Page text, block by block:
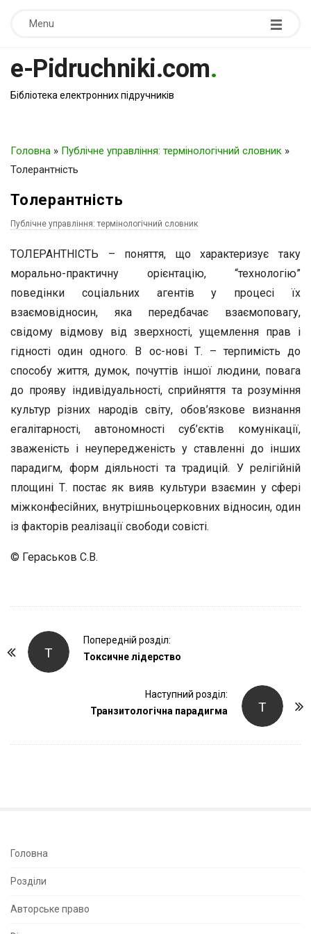
Menu
e-Pidruchniki.com.
Бібліотека електронних підручників
Головна » Публічне управління: термінологічний словник »
Толерантність
Толерантність
Публічне управління: термінологічний словник
ТОЛЕРАНТНІСТЬ – поняття, що характеризує таку
морально-практичну орієнтацію, “технологію”
поведінки соціальних агентів у процесі їх
взаємовідносин, яка передбачає взаємоповагу,
свідому відмову від зверхності, ущемлення прав і
гідності один одного. В ос-нові Т. – терпимість до
способу життя, думок, почуттів іншої людини, повага
до прояву індивідуальності, сприйняття та розуміння
культур різних народів світу, обов’язкове визнання
егалітарності, автономності суб’єктів комунікації,
зваженість і неупередженість у ставленні до інших
парадигм, форм діяльності та традицій. У релігійній
площині Т. постає як вияв культури взаємин у сфері
міжконфесійних, внутрішньоцерковних відносин, один
із факторів реалізації свободи совісті.
© Гераськов С.В.
Т
Попередній розділ:
Токсичне лідерство
Т
Наступний розділ:
Транзитологічна парадигма
S
e
S
Головна
Розділи
Авторське право